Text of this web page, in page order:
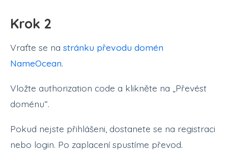
Krok 2
Vraťte se na stránku převodu domén
NameOcean.
Vložte authorization code a klikněte na „Převést
doménu“.
Pokud nejste přihlášeni, dostanete se na registraci
nebo login. Po zaplacení spustíme převod.